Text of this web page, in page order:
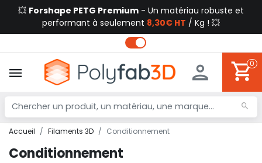
💥 Forshape PETG Premium - Un matériau robuste et
performant à seulement 8,30€ HT / Kg ! 💥
0
Accueil Filaments 3D Conditionnement
Conditionnement